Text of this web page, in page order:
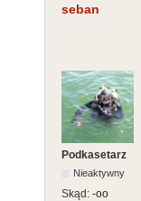
seban
Podkasetarz
Nieaktywny
Skąd: -oo